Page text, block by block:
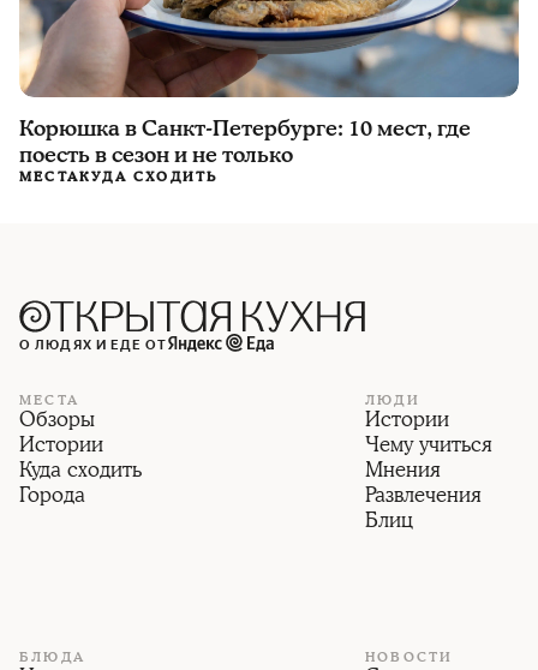
Корюшка в Санкт-Петербурге: 10 мест, где
поесть в сезон и не только
МЕСТАКУДА СХОДИТЬ
О ЛЮДЯХ И ЕДЕ ОТ
МЕСТА
Обзоры
Истории
Куда сходить
Города
ЛЮДИ
Истории
Чему учиться
Мнения
Развлечения
Блиц
БЛЮДА НОВОСТИ